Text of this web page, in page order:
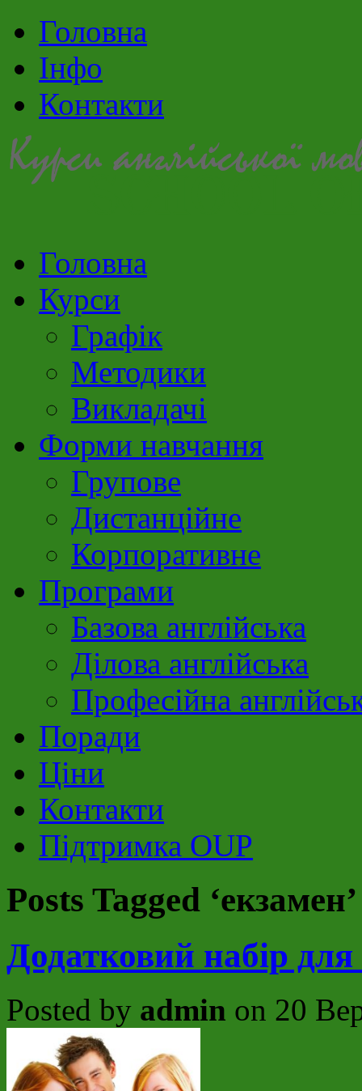
Головна
Інфо
Контакти
Головна
Курси
Графік
Методики
Викладачі
Форми навчання
Групове
Дистанційне
Корпоративне
Програми
Базова англійська
Ділова англійська
Професійна
Поради
Ціни
Контакти
Підтримка OUP
Posts Tagged ‘екзамен’
Додатковий набір для
Posted by admin on 20